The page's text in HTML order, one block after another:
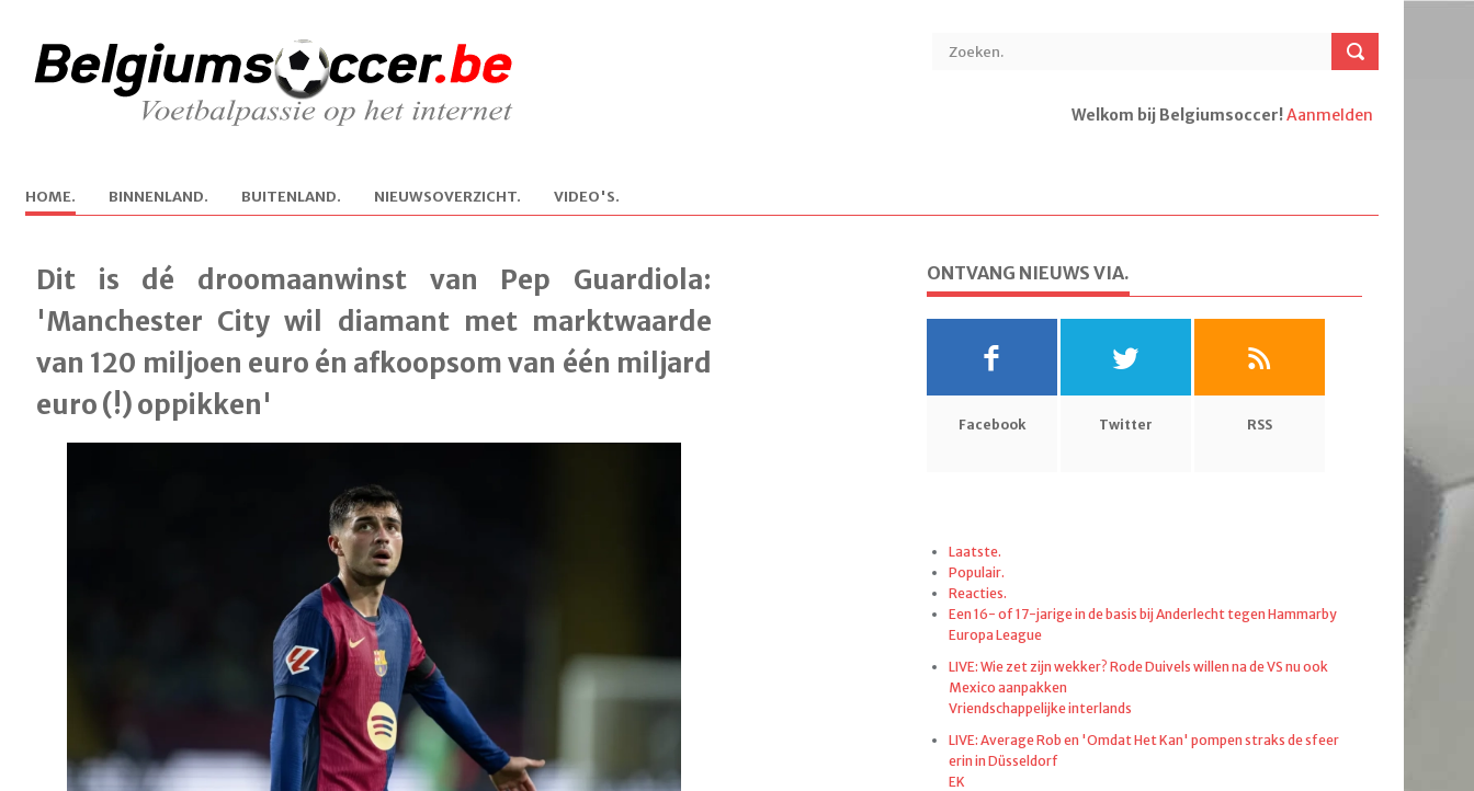
Welkom bij Belgiumsoccer!Aanmelden
HOME. BINNENLAND. BUITENLAND. NIEUWSOVERZICHT. VIDEO'S.
Dit is dé droomaanwinst van Pep Guardiola:
'Manchester City wil diamant met marktwaarde
van 120 miljoen euro én afkoopsom van één miljard
euro (!) oppikken'
ONTVANG NIEUWS VIA.
Facebook Twitter RSS
Laatste.
Populair.
Reacties.
Een 16- of 17-jarige in de basis bij Anderlecht tegen Hammarby
Europa League
LIVE: Wie zet zijn wekker? Rode Duivels willen na de VS nu ook
Mexico aanpakken
Vriendschappelijke interlands
LIVE: Average Rob en 'Omdat Het Kan' pompen straks de sfeer
erin in Düsseldorf
EK